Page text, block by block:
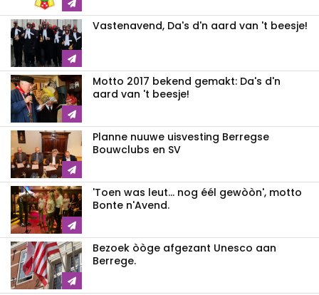
Vastenavend, Da's d'n aard van 't beesje!
Motto 2017 bekend gemakt: Da's d'n
aard van 't beesje!
Planne nuuwe uisvesting Berregse
Bouwclubs en SV
'Toen was leut... nog éél gewòòn', motto
Bonte n'Avend.
Bezoek òòge afgezant Unesco aan
Berrege.